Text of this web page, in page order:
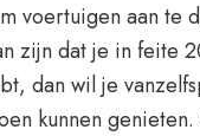
voertuigen aan te
zijn dat je in feite
dan wil je
kunnen